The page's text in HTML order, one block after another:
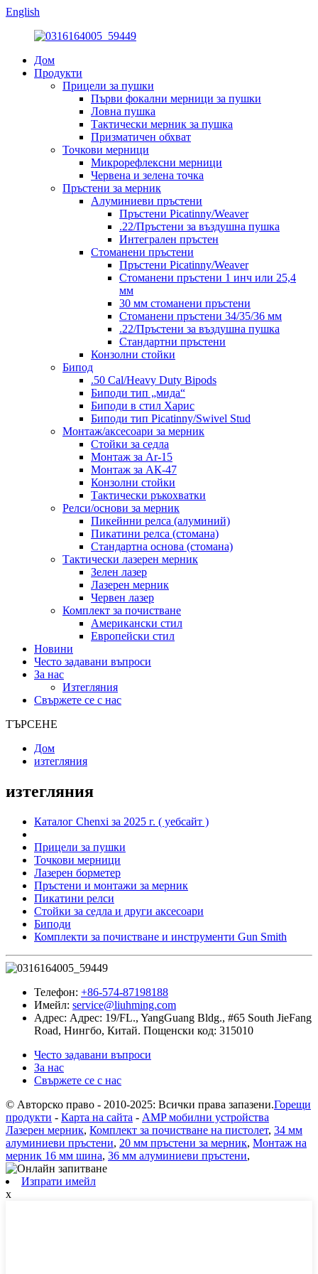
English
Дом
Продукти
Прицели за пушки
Първи фокални мерници за пушки
Ловна пушка
Тактически мерник за пушка
Призматичен обхват
Точкови мерници
Микрорефлексни мерници
Червена и зелена точка
Пръстени за мерник
Алуминиеви пръстени
Пръстени Picatinny/Weaver
.22/Пръстени за въздушна пушка
Интегрален пръстен
Стоманени пръстени
Пръстени Picatinny/Weaver
Стоманени пръстени 1 инч или 25,4
мм
30 мм стоманени пръстени
Стоманени пръстени 34/35/36 мм
.22/Пръстени за въздушна пушка
Стандартни пръстени
Конзолни стойки
Бипод
.50 Cal/Heavy Duty Bipods
Биподи тип „мида“
Биподи в стил Харис
Биподи тип Picatinny/Swivel Stud
Монтаж/аксесоари за мерник
Стойки за седла
Монтаж за Ar-15
Монтаж за АК-47
Конзолни стойки
Тактически ръкохватки
Релси/основи за мерник
Пикейнни релса (алуминий)
Пикатини релса (стомана)
Стандартна основа (стомана)
Тактически лазерен мерник
Зелен лазер
Лазерен мерник
Червен лазер
Комплект за почистване
Американски стил
Европейски стил
Новини
Често задавани въпроси
За нас
Изтегляния
Свържете се с нас
ТЪРСЕНЕ
Дом
изтегляния
изтегляния
Каталог Chenxi за 2025 г. ( уебсайт )
Прицели за пушки
Точкови мерници
Лазерен борметер
Пръстени и монтажи за мерник
Пикатини релси
Стойки за седла и други аксесоари
Биподи
Комплекти за почистване и инструменти Gun Smith
Телефон: +86-574-87198188
Имейл: service@liuhming.com
Адрес: Адрес: 19/FL., YangGuang Bldg., #65 South JieFang
Road, Нингбо, Китай. Пощенски код: 315010
Често задавани въпроси
За нас
Свържете се с нас
© Авторско право - 2010-2025: Всички права запазени.Горещи
продукти - Карта на сайта - AMP мобилни устройства
Лазерен мерник, Комплект за почистване на пистолет, 34 мм
алуминиеви пръстени, 20 мм пръстени за мерник, Монтаж на
мерник 16 мм шина, 36 мм алуминиеви пръстени,
Изпрати имейл
x